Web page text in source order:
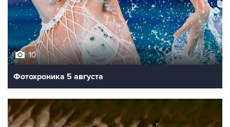
10
Фотохроника 5 августа